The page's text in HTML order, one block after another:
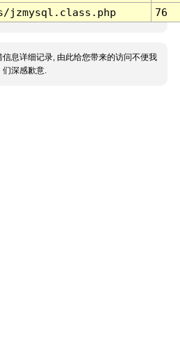
jzmysql.class.php 76
信息详细记录, 由此给您带来的访问不便我
们深感歉意.